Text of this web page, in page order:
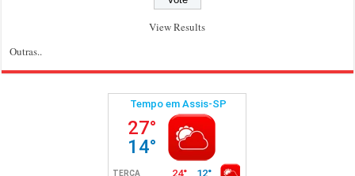
View Results
Outras..